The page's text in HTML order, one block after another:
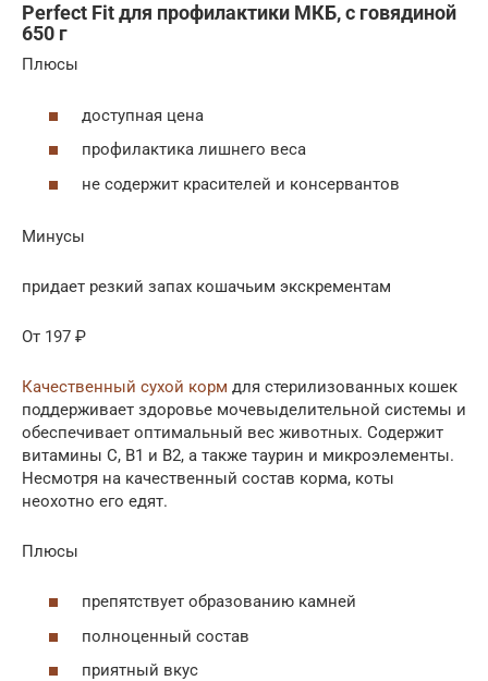
Perfect Fit для профилактики МКБ, с говядиной
650 г
Плюсы
доступная цена
профилактика лишнего веса
не содержит красителей и консервантов
Минусы
придает резкий запах кошачьим экскрементам
От 197 ₽
Качественный сухой корм для стерилизованных кошек
поддерживает здоровье мочевыделительной системы и
обеспечивает оптимальный вес животных. Содержит
витамины С, В1 и В2, а также таурин и микроэлементы.
Несмотря на качественный состав корма, коты
неохотно его едят.
Плюсы
препятствует образованию камней
полноценный состав
приятный вкус